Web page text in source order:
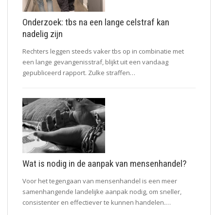
Onderzoek: tbs na een lange celstraf kan
nadelig zijn
Rechters leggen steeds vaker tbs op in combinatie met
een lange gevangenisstraf, blijkt uit een vandaag
gepubliceerd rapport. Zulke straffen…
Wat is nodig in de aanpak van mensenhandel?
Voor het tegengaan van mensenhandel is een meer
samenhangende landelijke aanpak nodig, om sneller,
consistenter en effectiever te kunnen handelen.…